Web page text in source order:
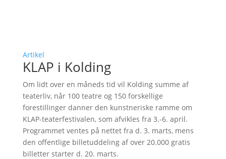
Artikel
KLAP i Kolding
Om lidt over en måneds tid vil Kolding summe af
teaterliv, når 100 teatre og 150 forskellige
forestillinger danner den kunstneriske ramme om
KLAP-teaterfestivalen, som afvikles fra 3.-6. april.
Programmet ventes på nettet fra d. 3. marts, mens
den offentlige billetuddeling af over 20.000 gratis
billetter starter d. 20. marts.